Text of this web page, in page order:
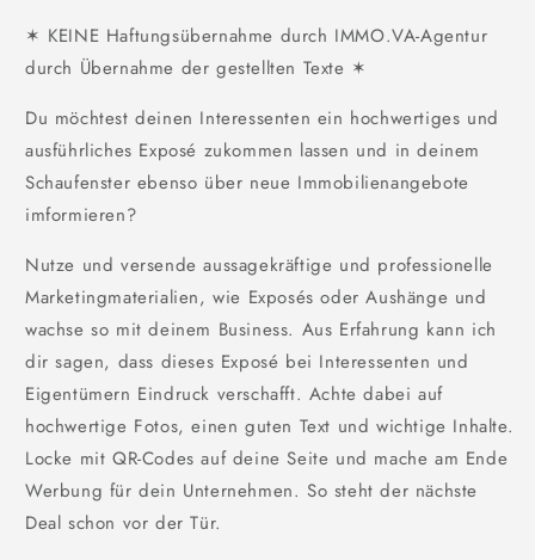
✶ KEINE Haftungsübernahme durch IMMO.VA-Agentur
durch Übernahme der gestellten Texte ✶
Du möchtest deinen Interessenten ein hochwertiges und
ausführliches Exposé zukommen lassen und in deinem
Schaufenster ebenso über neue Immobilienangebote
imformieren?
Nutze und versende aussagekräftige und professionelle
Marketingmaterialien, wie Exposés oder Aushänge und
wachse so mit deinem Business. Aus Erfahrung kann ich
dir sagen, dass dieses Exposé bei Interessenten und
Eigentümern Eindruck verschafft. Achte dabei auf
hochwertige Fotos, einen guten Text und wichtige Inhalte.
Locke mit QR-Codes auf deine Seite und mache am Ende
Werbung für dein Unternehmen. So steht der nächste
Deal schon vor der Tür.